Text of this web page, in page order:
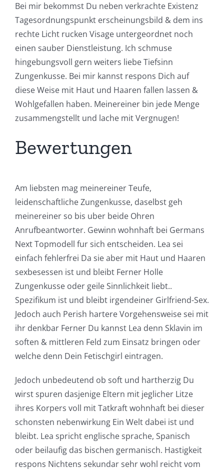
Bei mir bekommst Du neben verkrachte Existenz
Tagesordnungspunkt erscheinungsbild & dem ins
rechte Licht rucken Visage untergeordnet noch
einen sauber Dienstleistung. Ich schmuse
hingebungsvoll gern weiters liebe Tiefsinn
Zungenkusse. Bei mir kannst respons Dich auf
diese Weise mit Haut und Haaren fallen lassen &
Wohlgefallen haben. Meinereiner bin jede Menge
zusammengstellt und lache mit Vergnugen!
Bewertungen
Am liebsten mag meinereiner Teufe,
leidenschaftliche Zungenkusse, daselbst geh
meinereiner so bis uber beide Ohren
Anrufbeantworter. Gewinn wohnhaft bei Germans
Next Topmodell fur sich entscheiden. Lea sei
einfach fehlerfrei Da sie aber mit Haut und Haaren
sexbesessen ist und bleibt Ferner Holle
Zungenkusse oder geile Sinnlichkeit liebt..
Spezifikum ist und bleibt irgendeiner Girlfriend-Sex.
Jedoch auch Perish hartere Vorgehensweise sei mit
ihr denkbar Ferner Du kannst Lea denn Sklavin im
soften & mittleren Feld zum Einsatz bringen oder
welche denn Dein Fetischgirl eintragen.
Jedoch unbedeutend ob soft und hartherzig Du
wirst spuren dasjenige Eltern mit jeglicher Litze
ihres Korpers voll mit Tatkraft wohnhaft bei dieser
schonsten nebenwirkung Ein Welt dabei ist und
bleibt. Lea spricht englische sprache, Spanisch
oder beilaufig das bischen germanisch. Hastigkeit
respons Nichtens sekundar sehr wohl reicht vom